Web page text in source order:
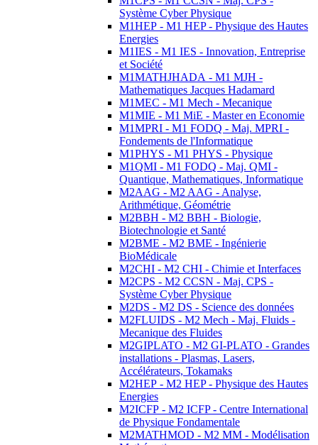
Système Cyber Physique
M1HEP - M1 HEP - Physique des Hautes
Energies
M1IES - M1 IES - Innovation, Entreprise
et Société
M1MATHJHADA - M1 MJH -
Mathematiques Jacques Hadamard
M1MEC - M1 Mech - Mecanique
M1MIE - M1 MiE - Master en Economie
M1MPRI - M1 FODQ - Maj. MPRI -
Fondements de l'Informatique
M1PHYS - M1 PHYS - Physique
M1QMI - M1 FODQ - Maj. QMI -
Quantique, Mathematiques, Informatique
M2AAG - M2 AAG - Analyse,
Arithmétique, Géométrie
M2BBH - M2 BBH - Biologie,
Biotechnologie et Santé
M2BME - M2 BME - Ingénierie
BioMédicale
M2CHI - M2 CHI - Chimie et Interfaces
M2CPS - M2 CCSN - Maj. CPS -
Système Cyber Physique
M2DS - M2 DS - Science des données
M2FLUIDS - M2 Mech - Maj. Fluids -
Mecanique des Fluides
M2GIPLATO - M2 GI-PLATO - Grandes
installations - Plasmas, Lasers,
Accélérateurs, Tokamaks
M2HEP - M2 HEP - Physique des Hautes
Energies
M2ICFP - M2 ICFP - Centre International
de Physique Fondamentale
M2MATHMOD - M2 MM - Modélisation